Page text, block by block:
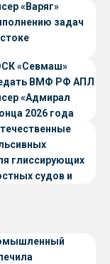
«Варяг»
задач
«Севмаш»
ВМФ РФ АПЛ
«Адмирал
2026 года
глиссирующих
судов и